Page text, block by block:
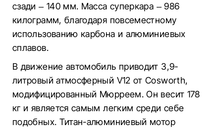
сзади – 140 мм. Масса суперкара – 986
килограмм, благодаря повсеместному
использованию карбона и алюминиевых
сплавов.
В движение автомобиль приводит 3,9-
литровый атмосферный V12 от Cosworth,
модифицированный Мюрреем. Он весит 178
кг и является самым легким среди себе
подобных. Титан-алюминиевый мотор